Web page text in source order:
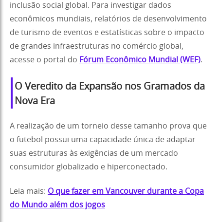
inclusão social global. Para investigar dados
econômicos mundiais, relatórios de desenvolvimento
de turismo de eventos e estatísticas sobre o impacto
de grandes infraestruturas no comércio global,
acesse o portal do Fórum Econômico Mundial (WEF).
O Veredito da Expansão nos Gramados da
Nova Era
A realização de um torneio desse tamanho prova que
o futebol possui uma capacidade única de adaptar
suas estruturas às exigências de um mercado
consumidor globalizado e hiperconectado.
Leia mais: O que fazer em Vancouver durante a Copa
do Mundo além dos jogos